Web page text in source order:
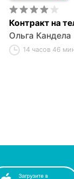
Контракт на
Ольга Кандела
14 часов 46